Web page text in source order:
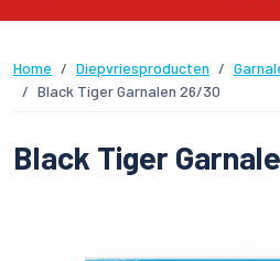
Home Diepvriesproducten
Black Tiger Garnalen 26/30
Black Tiger